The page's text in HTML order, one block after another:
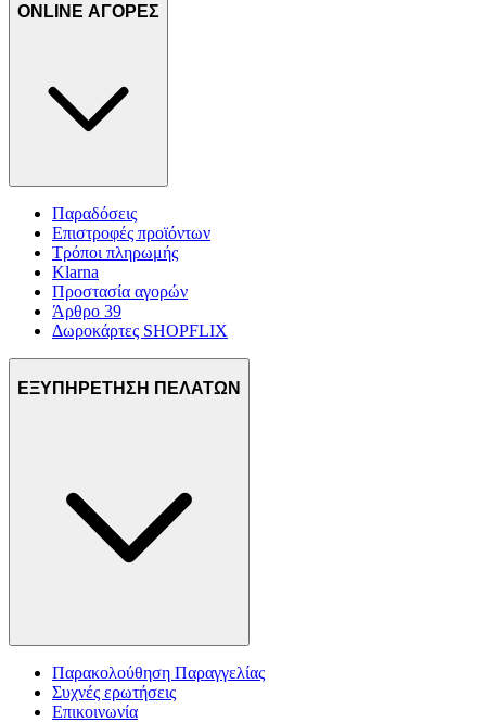
ONLINE ΑΓΟΡΕΣ
Παραδόσεις
Επιστροφές προϊόντων
Τρόποι πληρωμής
Klarna
Προστασία αγορών
Άρθρο 39
Δωροκάρτες SHOPFLIX
ΕΞΥΠΗΡΕΤΗΣΗ ΠΕΛΑΤΩΝ
Παρακολούθηση Παραγγελίας
Συχνές ερωτήσεις
Επικοινωνία